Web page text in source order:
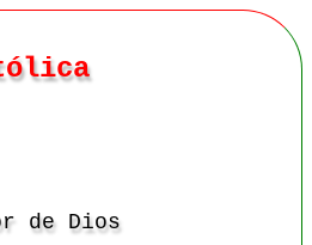
de Dios